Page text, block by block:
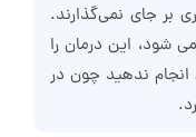
بر جای نمی‌گذارند.
شود، این درمان را
ندهید چون در